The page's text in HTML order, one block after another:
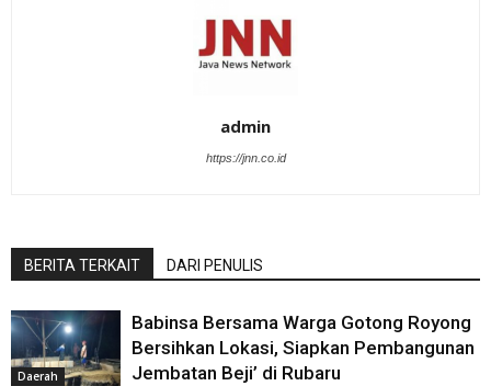
admin
https://jnn.co.id
BERITA TERKAIT DARI PENULIS
Daerah
Babinsa Bersama Warga Gotong Royong
Bersihkan Lokasi, Siapkan Pembangunan
Jembatan Beji’ di Rubaru